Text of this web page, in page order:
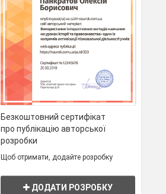
Безкоштовний сертифікат
про публікацію авторської
розробки
Щоб отримати, додайте розробку
ДОДАТИ РОЗРОБКУ